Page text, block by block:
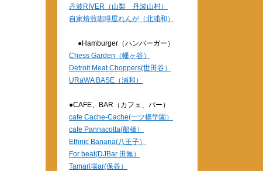
丹波RIVER（山梨 丹波山村）
自家焙煎珈琲屋れんが（北浦和）
●Hamburger（ハンバーガー）
Chess Garden（幡ヶ谷）
Detroit Meat Choppers(世田谷）
URaWA BASE（浦和）
●CAFE、BAR（カフェ、バー）
cafe Cache-Cache(一ツ橋学園）
cafe Pannacotta(船橋）
Ethnic Banana(八王子）
For beat(DJBar 田無）
Tamari場ar(保谷）